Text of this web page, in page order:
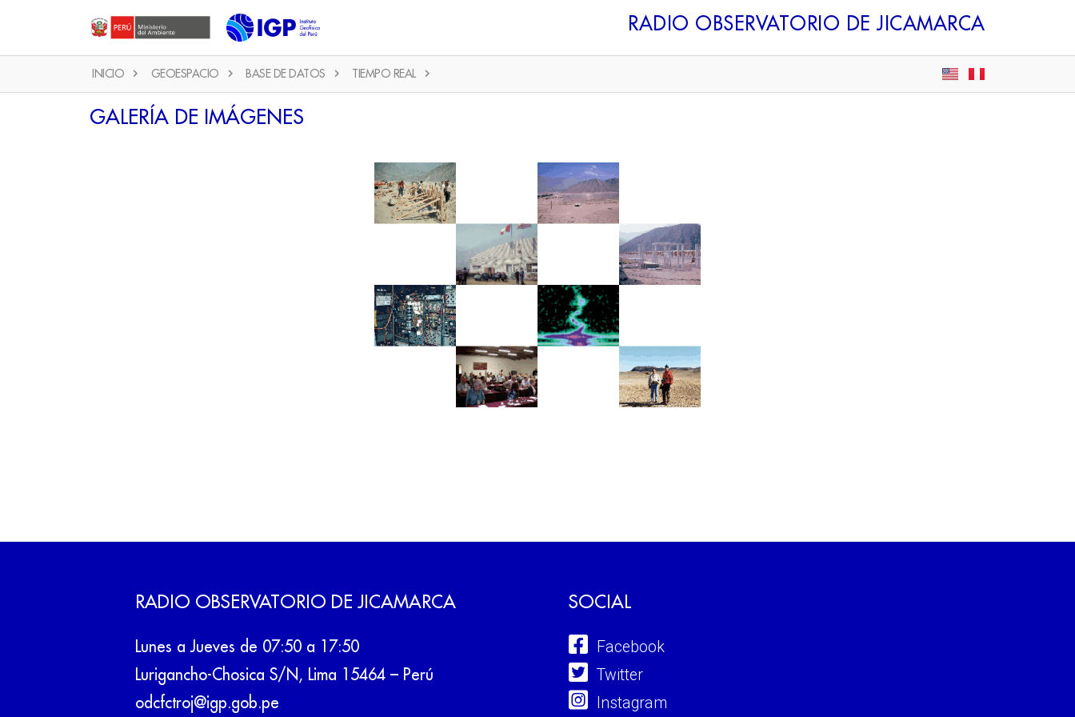
RADIO OBSERVATORIO DE JICAMARCA
INICIO GEOESPACIO BASE DE DATOS TIEMPO REAL
GALERÍA DE IMÁGENES
RADIO OBSERVATORIO DE JICAMARCA
Lunes a Jueves de 07:50 a 17:50
Lurigancho-Chosica S/N, Lima 15464 – Perú
odcfctroj@igp.gob.pe
SOCIAL
Facebook
Twitter
Instagram